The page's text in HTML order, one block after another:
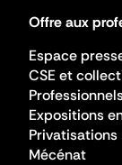
Offre aux
Espace
CSE et
Expositions
Privatisations
Mécénat